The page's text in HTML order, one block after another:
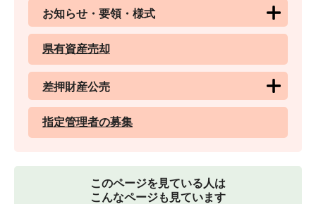
お知らせ・要領・様式
県有資産売却
差押財産公売
指定管理者の募集
このページを見ている人は
こんなページも見ています